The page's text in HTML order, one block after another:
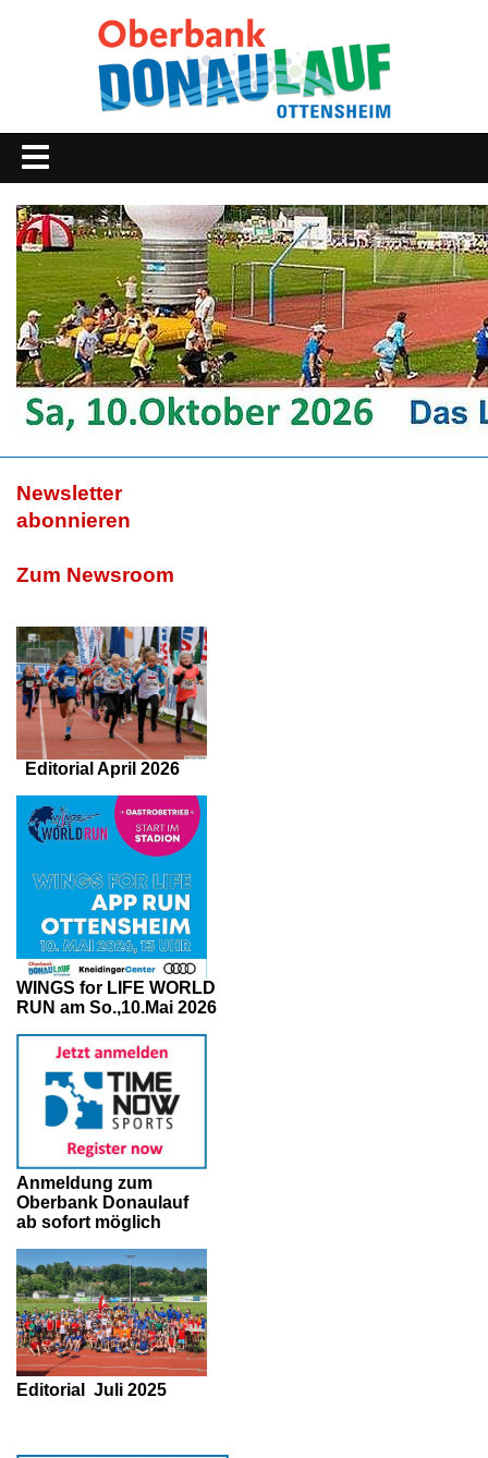
Newsletter
abonnieren
Zum Newsroom
Editorial April 2026
WINGS for LIFE WORLD
RUN am So.,10.Mai 2026
Anmeldung zum
Oberbank Donaulauf
ab sofort möglich
Editorial Juli 2025